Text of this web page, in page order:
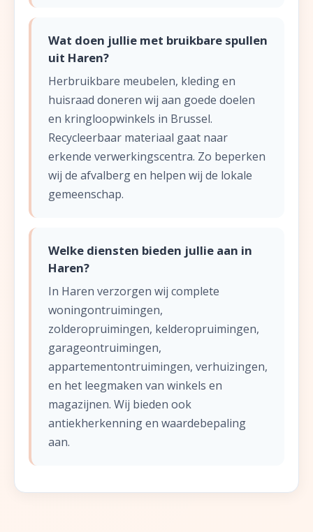
Wat doen jullie met bruikbare spullen
uit Haren?
Herbruikbare meubelen, kleding en
huisraad doneren wij aan goede doelen
en kringloopwinkels in Brussel.
Recycleerbaar materiaal gaat naar
erkende verwerkingscentra. Zo beperken
wij de afvalberg en helpen wij de lokale
gemeenschap.
Welke diensten bieden jullie aan in
Haren?
In Haren verzorgen wij complete
woningontruimingen,
zolderopruimingen, kelderopruimingen,
garageontruimingen,
appartementontruimingen, verhuizingen,
en het leegmaken van winkels en
magazijnen. Wij bieden ook
antiekherkenning en waardebepaling
aan.